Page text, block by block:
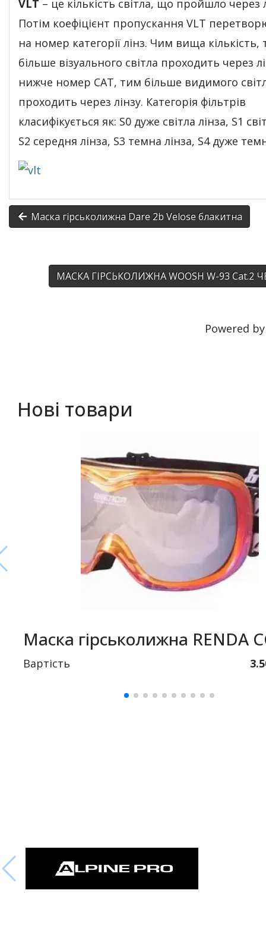
VLT – це кількість світла, що пройшло через
Потім коефіцієнт пропускання VLT
на номер категорії лінз. Чим вища кількість,
більше візуального світла проходить через
нижче номер CAT, тим більше видимого
проходить через лінзу. Категорія фільтрів
класифікується як: S0 дуже світла лінза, S1
S2 середня лінза, S3 темна лінза, S4 дуже
Маска гірськолижна Dare 2b Velose блакитна
МАСКА ГІРСЬКОЛИЖНА WOOSH W-93 Cat.2
Powered
Нові товари
Маска гірськолижна RENDA
Вартість